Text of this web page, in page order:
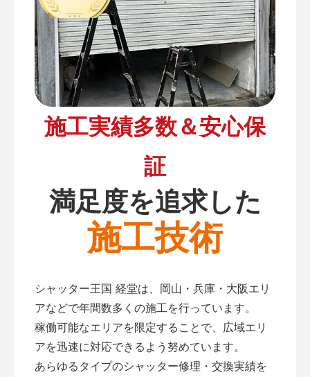
施工実績多数＆安心保
証
満足度を追求した
施工技術
シャッター王国 経堂は、岡山・兵庫・大阪エリ
アなどで年間数多くの施工を行っています。
稼働可能なエリアを限定することで、広域エリ
アを迅速に対応できるよう努めています。
あらゆるタイプのシャッター修理・交換実績を